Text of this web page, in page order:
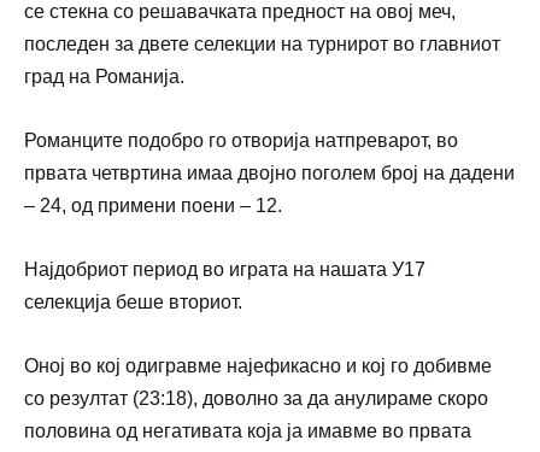
се стекна со решавачката предност на овој меч,
последен за двете селекции на турнирот во главниот
град на Романија.
Романците подобро го отворија натпреварот, во
првата четвртина имаа двојно поголем број на дадени
– 24, од примени поени – 12.
Најдобриот период во играта на нашата У17
селекција беше вториот.
Оној во кој одигравме најефикасно и кој го добивме
со резултат (23:18), доволно за да анулираме скоро
половина од негативата која ја имавме во првата